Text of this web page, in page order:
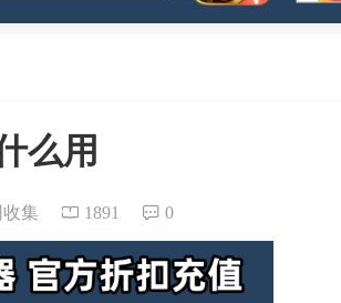
么用
收集 1891 0